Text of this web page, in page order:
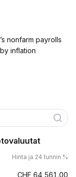
nonfarm payrolls
inflation
Hinta ja 24 tunnin %
CHF 64,561.00